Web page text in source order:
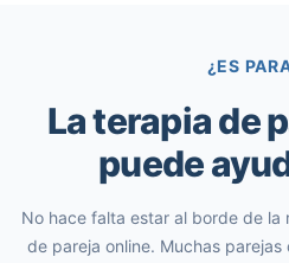
¿ES
La terapia de
puede
No hace falta estar al borde de
de pareja online. Muchas